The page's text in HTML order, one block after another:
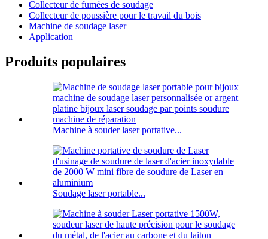
Collecteur de fumées de soudage
Collecteur de poussière pour le travail du bois
Machine de soudage laser
Application
Produits populaires
Machine à souder laser portative...
Soudage laser portable...